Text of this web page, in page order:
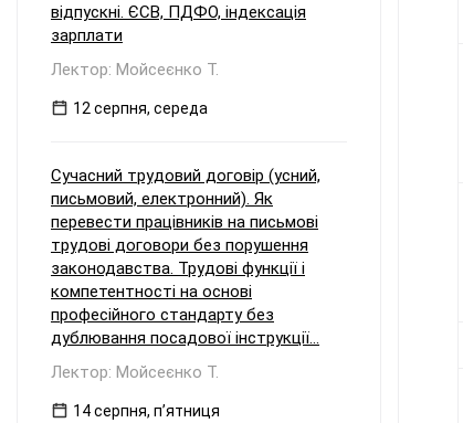
відпускні. ЄСВ, ПДФО, індексація
зарплати
Лектор: Мойсеєнко Т.
12 серпня, середа
Сучасний трудовий договір (усний,
письмовий, електронний). Як
перевести працівників на письмові
трудові договори без порушення
законодавства. Трудові функції і
компетентності на основі
професійного стандарту без
дублювання посадової інструкції...
Лектор: Мойсеєнко Т.
14 серпня, пʼятниця